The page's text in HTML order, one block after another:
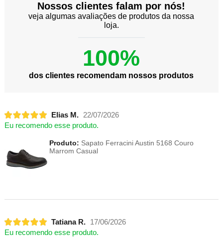
Nossos clientes falam por nós!
veja algumas avaliações de produtos da nossa
loja.
100%
dos clientes recomendam nossos produtos
Elias M.
22/07/2026
Eu recomendo esse produto.
Produto: Sapato Ferracini Austin 5168 Couro
Marrom Casual
Tatiana R.
17/06/2026
Eu recomendo esse produto.